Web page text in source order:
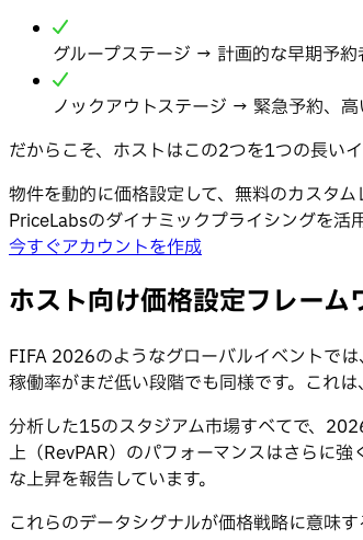
グループステージ → 計画的な早期予
ノックアウトステージ → 緊急予約、
だからこそ、ホストはこの2つを1つの長い
物件を動的に価格設定して、無料のカスタ
PriceLabsのダイナミックプライシングを活
今すぐアカウントを作成
ホスト向け価格設定フレーム
FIFA 2026のようなグローバルイベントで
稼働率がまだ低い段階でも同様です。これ
分析した15のスタジアム市場すべてで、
上（RevPAR）のパフォーマンスはさらに
な上昇を報告しています。
これらのデータシグナルが価格戦略に意味